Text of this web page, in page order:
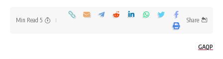
GAQP
Share
5 Min Read